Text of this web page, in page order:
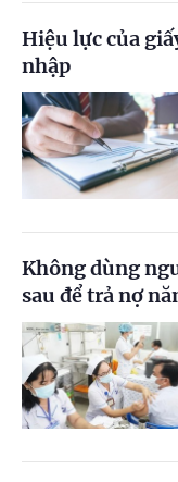
Hiệu lực của
nhập
Không dùng
sau để trả nợ